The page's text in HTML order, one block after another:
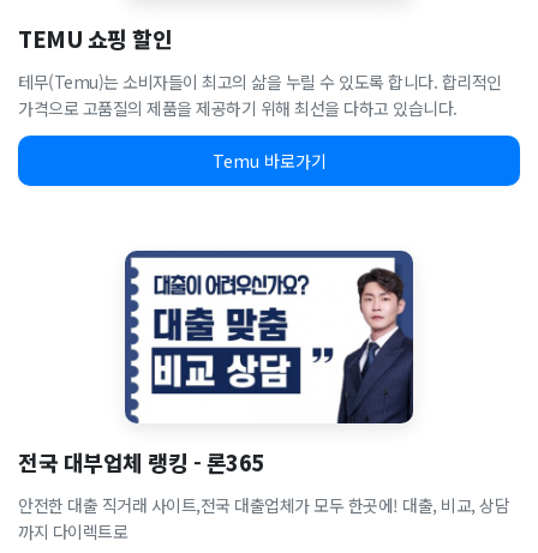
TEMU 쇼핑 할인
테무(Temu)는 소비자들이 최고의 삶을 누릴 수 있도록 합니다. 합리적인
가격으로 고품질의 제품을 제공하기 위해 최선을 다하고 있습니다.
Temu 바로가기
전국 대부업체 랭킹 - 론365
안전한 대출 직거래 사이트,전국 대출업체가 모두 한곳에! 대출, 비교, 상담
까지 다이렉트로